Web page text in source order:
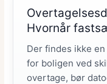
Hvornår
Der findes ikke
for boligen ved
overtage, bør